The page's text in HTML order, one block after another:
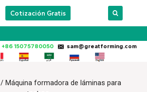
Cotización Gratis
+86 15075780050 sam@greatforming.com
/ Máquina formadora de láminas para